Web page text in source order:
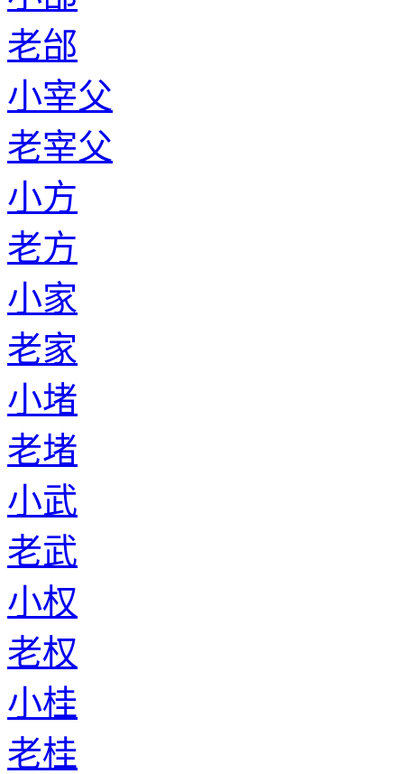
老邰
小宰父
老宰父
小方
老方
小家
老家
小堵
老堵
小武
老武
小权
老权
小桂
老桂